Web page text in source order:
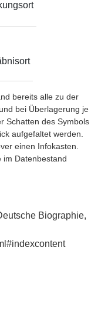
bereits alle zu der
bei Überlagerung je
Schatten des Symbols
aufgefaltet werden.
einen Infokasten.
im Datenbestand
Biographie,